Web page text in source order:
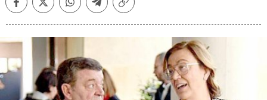
FacebookTwitterWhatsappTelegramCopiar